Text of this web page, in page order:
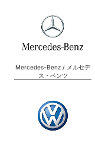
Mercedes-Benz / メルセデ
ス・ベンツ